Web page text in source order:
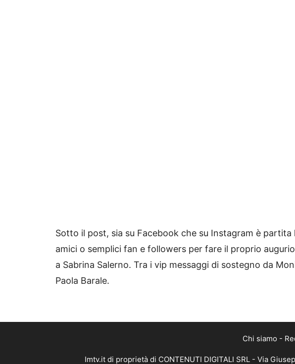
Sotto il post, sia su Facebook che su Instagram è
amici o semplici fan e followers per fare il proprio
a Sabrina Salerno. Tra i vip messaggi di sostegno da
Paola Barale.
Chi siamo -
Imtv.it di proprietà di CONTENUTI DIGITALI SRL - Via